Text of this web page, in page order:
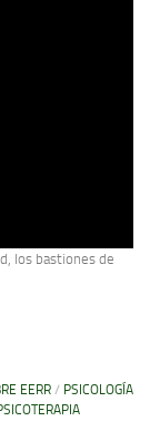
los bastiones de
EERR / PSICOLOGÍA